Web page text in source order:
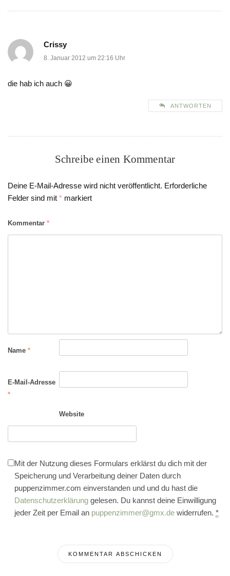
Crissy
8. Januar 2012 um 22:16 Uhr
die hab ich auch 😀
ANTWORTEN
Schreibe einen Kommentar
Deine E-Mail-Adresse wird nicht veröffentlicht. Erforderliche
Felder sind mit * markiert
Kommentar *
Name *
E-Mail-Adresse
*
Website
Mit der Nutzung dieses Formulars erklärst du dich mit der
Speicherung und Verarbeitung deiner Daten durch
puppenzimmer.com einverstanden und und du hast die
Datenschutzerklärung gelesen. Du kannst deine Einwilligung
jeder Zeit per Email an puppenzimmer@gmx.de widerrufen. *